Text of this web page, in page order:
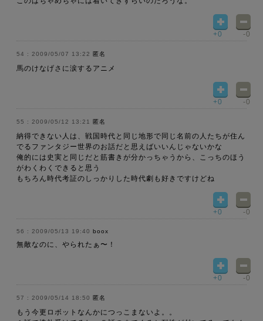
+0 -0
2009/05/07 13:22 匿名
馬のけなげさに涙するアニメ
+0 -0
2009/05/12 13:21 匿名
納得できない人は、戦国時代と同じ地形で同じ名前の人たちが住ん
でるファンタジー世界のお話だと思えばいいんじゃないかな
俺的には史実と同じだと筋書きが分かっちゃうから、こっちのほう
がわくわくできると思う
もちろん時代考証のしっかりした時代劇も好きですけどね
+0 -0
2009/05/13 19:40 boox
無敵なのに、やられたぁ〜！
+0 -0
2009/05/14 18:50 匿名
もう今更ロボットなんかにつっこまないよ。。